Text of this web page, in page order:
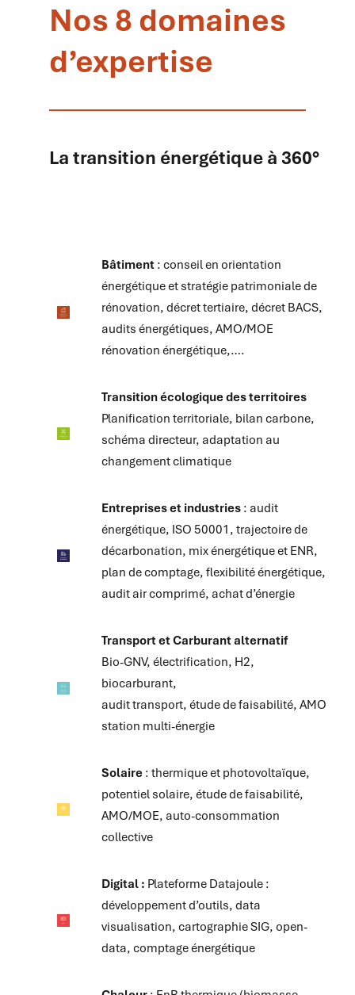
Nos 8 domaines
d’expertise
La transition énergétique à 360°
Bâtiment : conseil en orientation
énergétique et stratégie patrimoniale de
rénovation, décret tertiaire, décret BACS,
audits énergétiques, AMO/MOE
rénovation énergétique,….
Transition écologique des territoires
Planification territoriale, bilan carbone,
schéma directeur, adaptation au
changement climatique
Entreprises et industries : audit
énergétique, ISO 50001, trajectoire de
décarbonation, mix énergétique et ENR,
plan de comptage, flexibilité énergétique,
audit air comprimé, achat d’énergie
Transport et Carburant alternatif
Bio-GNV, électrification, H2,
biocarburant,
audit transport, étude de faisabilité, AMO
station multi-énergie
Solaire : thermique et photovoltaïque,
potentiel solaire, étude de faisabilité,
AMO/MOE, auto-consommation
collective
Digital : Plateforme Datajoule :
développement d’outils, data
visualisation, cartographie SIG, open-
data, comptage énergétique